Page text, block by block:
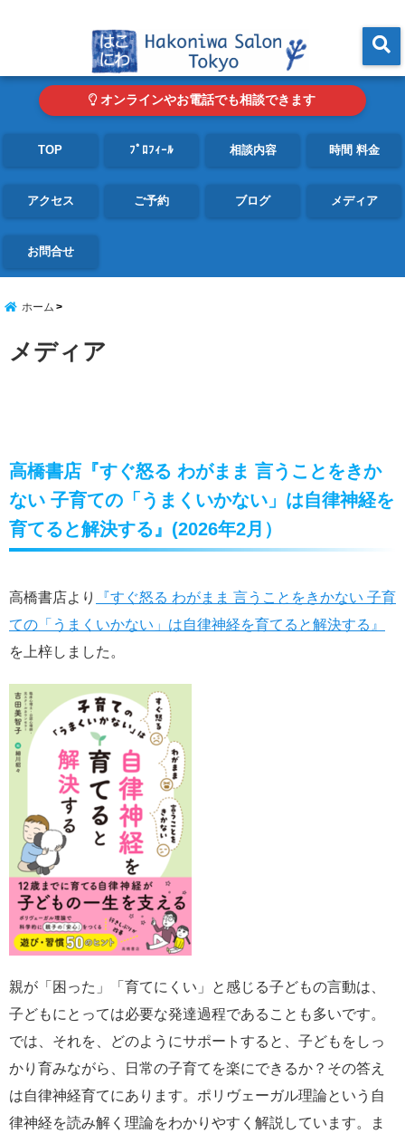
オンラインやお電話でも相談できます
TOP ﾌﾟﾛﾌｨｰﾙ 相談内容 時間 料金
アクセス ご予約 ブログ メディア
お問合せ
ホーム
メディア
高橋書店『すぐ怒る わがまま 言うことをきか
ない 子育ての「うまくいかない」は自律神経を
育てると解決する』(2026年2月）
高橋書店より
『すぐ怒る わがまま 言うことをきかない 子育
ての「うまくいかない」は自律神経を育てると解決する』
を上梓しました。
親が「困った」「育てにくい」と感じる子どもの言動は、
子どもにとっては必要な発達過程であることも多いです。
では、それを、どのようにサポートすると、子どもをしっ
かり育みながら、日常の子育てを楽にできるか？その答え
は自律神経育てにあります。ポリヴェーガル理論という自
律神経を読み解く理論をわかりやすく解説しています。ま